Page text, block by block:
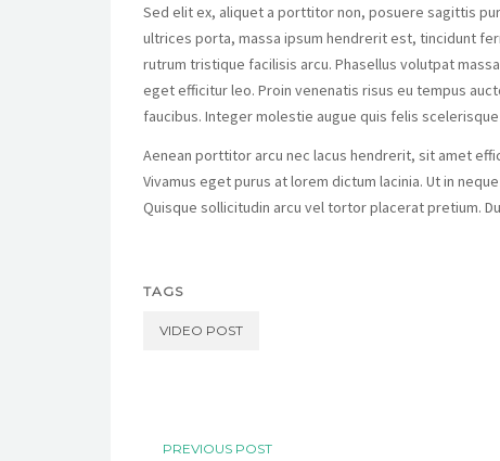
Sed elit ex, aliquet a porttitor non, posuere sagittis
ultrices porta, massa ipsum hendrerit est, tincidunt
rutrum tristique facilisis arcu. Phasellus volutpat
eget efficitur leo. Proin venenatis risus eu tempus
faucibus. Integer molestie augue quis felis
Aenean porttitor arcu nec lacus hendrerit, sit amet
Vivamus eget purus at lorem dictum lacinia. Ut in
Quisque sollicitudin arcu vel tortor placerat pretium.
TAGS
VIDEO POST
PREVIOUS POST